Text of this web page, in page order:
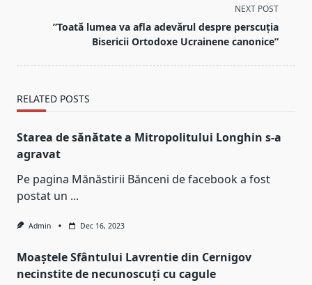
reader-
text">Page</span>
NEXT POST
”Toată lumea va afla adevărul despre perscuția
Bisericii Ortodoxe Ucrainene canonice”
RELATED POSTS
Starea de sănătate a Mitropolitului Longhin s-a
agravat
Pe pagina Mănăstirii Bănceni de facebook a fost
postat un ...
Admin Dec 16, 2023
Moaștele Sfântului Lavrentie din Cernigov
necinstite de necunoscuți cu cagule